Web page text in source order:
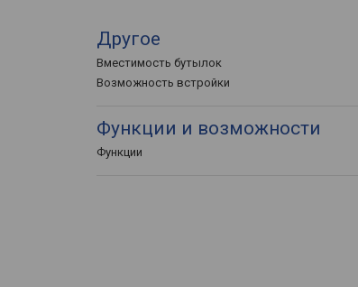
Другое
Вместимость бутылок
Возможность встройки
Функции и возможности
Функции